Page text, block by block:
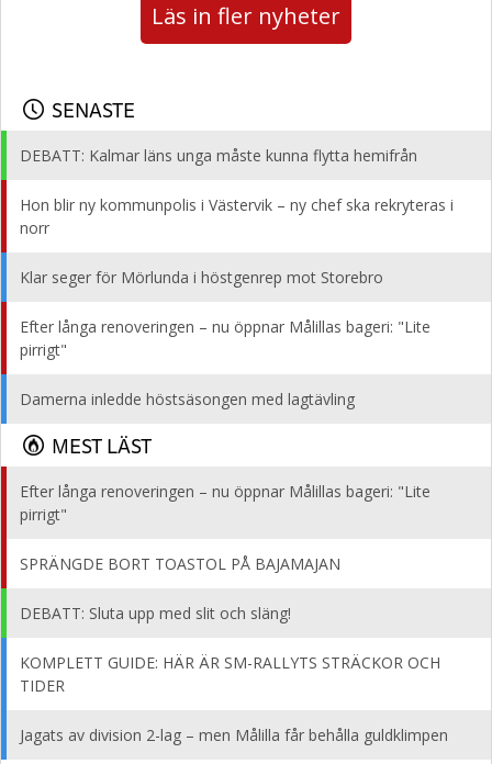
Läs in fler nyheter
SENASTE
DEBATT: Kalmar läns unga måste kunna flytta hemifrån
Hon blir ny kommunpolis i Västervik – ny chef ska rekryteras i
norr
Klar seger för Mörlunda i höstgenrep mot Storebro
Efter långa renoveringen – nu öppnar Målillas bageri: "Lite
pirrigt"
Damerna inledde höstsäsongen med lagtävling
MEST LÄST
Efter långa renoveringen – nu öppnar Målillas bageri: "Lite
pirrigt"
SPRÄNGDE BORT TOASTOL PÅ BAJAMAJAN
DEBATT: Sluta upp med slit och släng!
KOMPLETT GUIDE: HÄR ÄR SM-RALLYTS STRÄCKOR OCH
TIDER
Jagats av division 2-lag – men Målilla får behålla guldklimpen